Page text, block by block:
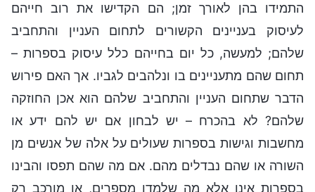
התמידו בהן לאורך זמן; הם הקדישו את רוב חייהם
לעיסוק בעניינים הקשורים לתחום העניין והתחביב
שלהם; למעשה, כל יום בחייהם כלל עיסוק בספרות –
תחום שהם מתעניינים בו ונלהבים לגביו. אך האם פירוש
הדבר שתחום העניין והתחביב שלהם הוא אכן החוזקה
שלהם? לא בהכרח – יש לבחון אם יש להם ידע או
מחשבות וגישות בספרות שעולים על אלה של אנשים מן
השורה או שהם נבדלים מהם. אם מה שהם תפסו והבינו
בספרות אינו אלא מה שלמדו מספרים, או מורכב רק